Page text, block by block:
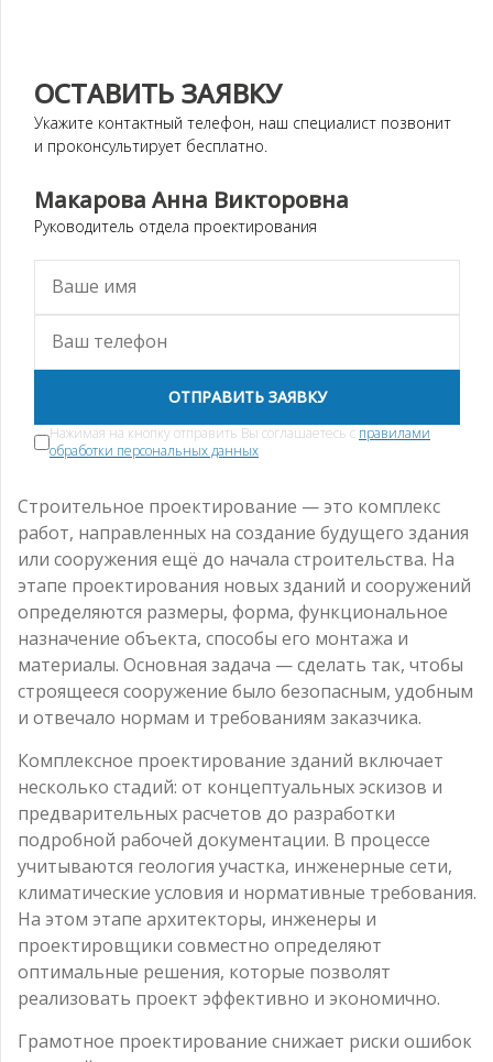
ОСТАВИТЬ ЗАЯВКУ
Укажите контактный телефон, наш специалист позвонит
и проконсультирует бесплатно.
Макарова Анна Викторовна
Руководитель отдела проектирования
ОТПРАВИТЬ ЗАЯВКУ
Нажимая на кнопку отправить Вы соглашаетесь с правилами
обработки персональных данных
Строительное проектирование — это комплекс
работ, направленных на создание будущего здания
или сооружения ещё до начала строительства. На
этапе проектирования новых зданий и сооружений
определяются размеры, форма, функциональное
назначение объекта, способы его монтажа и
материалы. Основная задача — сделать так, чтобы
строящееся сооружение было безопасным, удобным
и отвечало нормам и требованиям заказчика.
Комплексное проектирование зданий включает
несколько стадий: от концептуальных эскизов и
предварительных расчетов до разработки
подробной рабочей документации. В процессе
учитываются геология участка, инженерные сети,
климатические условия и нормативные требования.
На этом этапе архитекторы, инженеры и
проектировщики совместно определяют
оптимальные решения, которые позволят
реализовать проект эффективно и экономично.
Грамотное проектирование снижает риски ошибок